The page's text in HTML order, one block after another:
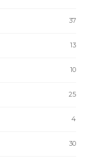
37
13
10
25
4
30